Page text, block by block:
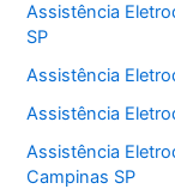
Assistência
SP
Assistência
Assistência
Assistência
Campinas SP